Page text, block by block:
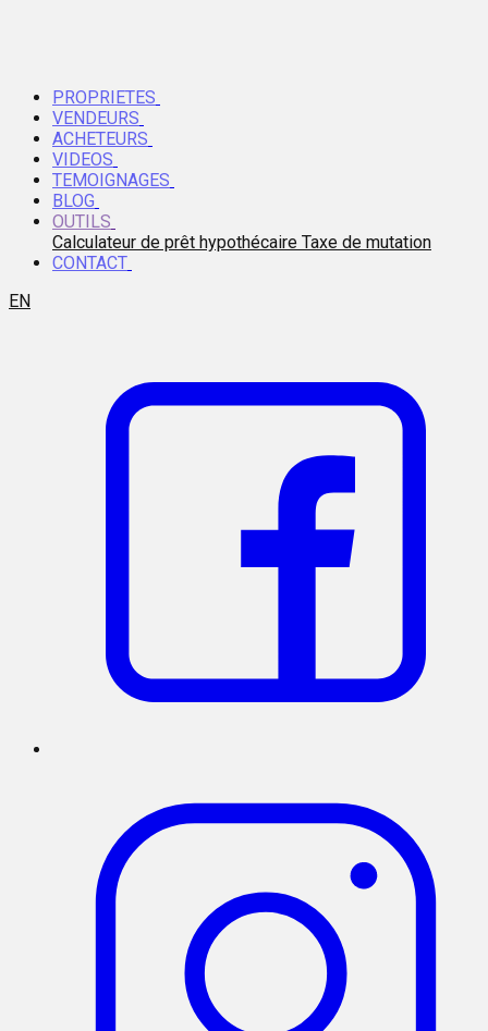
PROPRIETES
VENDEURS
ACHETEURS
VIDEOS
TEMOIGNAGES
BLOG
OUTILS
Calculateur de prêt hypothécaire Taxe de mutation
CONTACT
EN